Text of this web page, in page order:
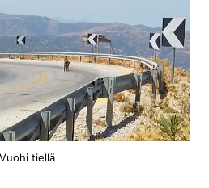
Vuohi tiellä